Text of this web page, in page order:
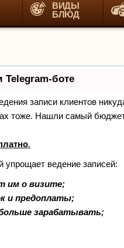
ВИДЫ
БЛЮД
Telegram-боте
записи клиентов
тоже. Нашли самый
.
упрощает ведение записей:
им о визите;
и предоплаты;
зарабатывать;